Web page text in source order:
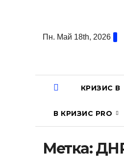
содержаниюПн. Май 18th, 2026
КРИЗИС В
В КРИЗИС PRO
Метка: